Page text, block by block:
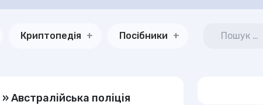
Криптопедія Посібники
»Австралійська поліція